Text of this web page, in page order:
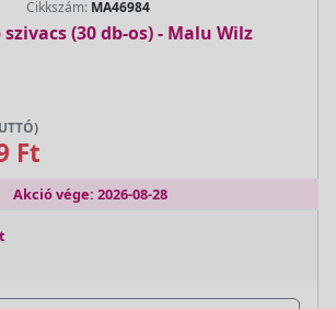
Cikkszám: MA46984
(30 db-os) - Malu Wilz
Ft
Akció vége: 2026-08-28